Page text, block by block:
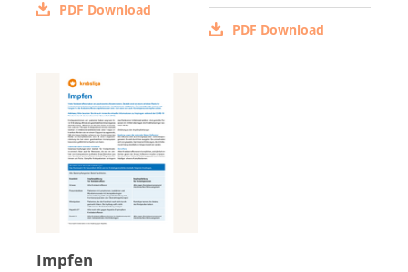
PDF Download
PDF Download
Imp­fen